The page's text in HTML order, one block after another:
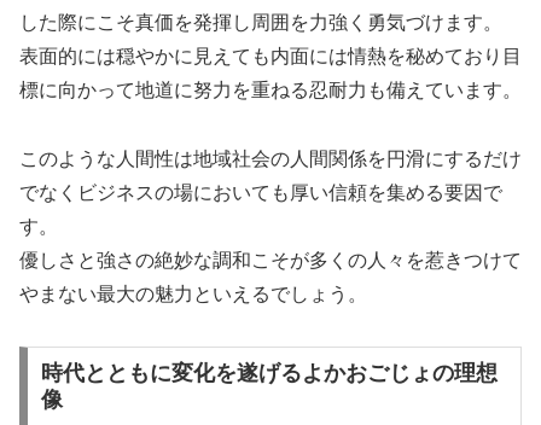
した際にこそ真価を発揮し周囲を力強く勇気づけます。
表面的には穏やかに見えても内面には情熱を秘めており目
標に向かって地道に努力を重ねる忍耐力も備えています。
このような人間性は地域社会の人間関係を円滑にするだけ
でなくビジネスの場においても厚い信頼を集める要因で
す。
優しさと強さの絶妙な調和こそが多くの人々を惹きつけて
やまない最大の魅力といえるでしょう。
時代とともに変化を遂げるよかおごじょの理想
像